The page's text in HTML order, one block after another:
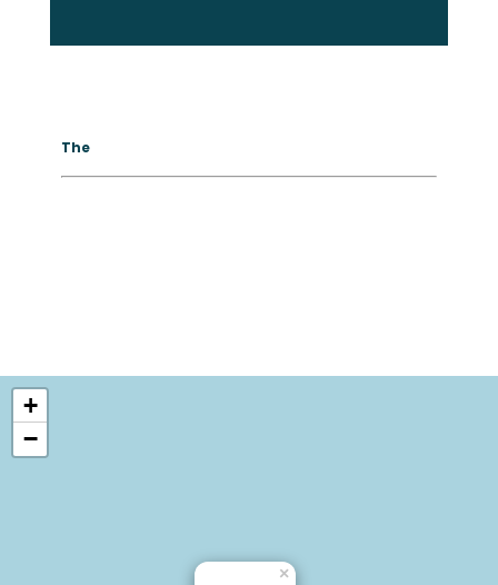
The
×
+
−